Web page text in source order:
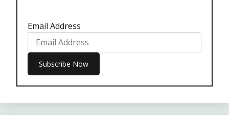
Email Address